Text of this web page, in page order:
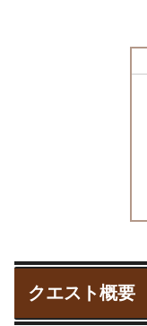
クエスト概要